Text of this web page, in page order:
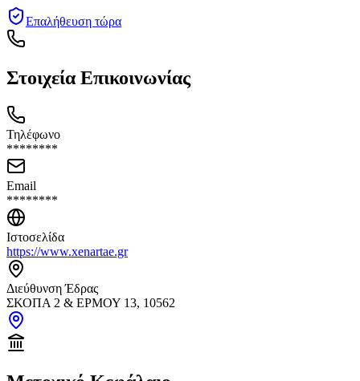
Επαλήθευση τώρα
Στοιχεία Επικοινωνίας
Τηλέφωνο
********
Email
********
Ιστοσελίδα
https://www.xenartae.gr
Διεύθυνση Έδρας
ΣΚΟΠΑ 2 & ΕΡΜΟΥ 13, 10562